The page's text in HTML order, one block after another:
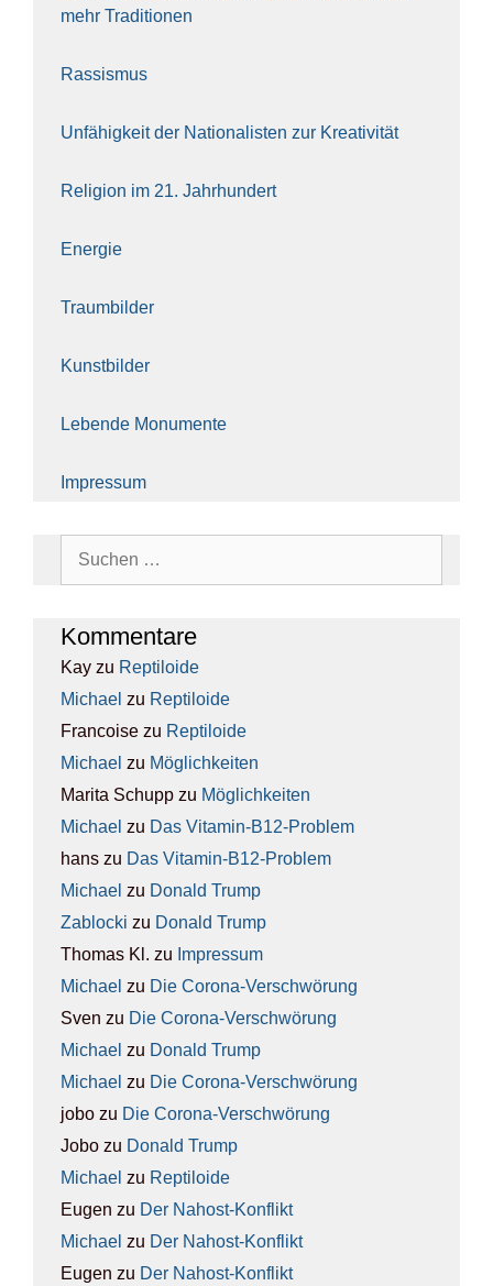
mehr Tra­di­tio­nen
Ras­sis­mus
Unfä­hig­keit der Natio­na­lis­ten zur Krea­ti­vi­tät
Reli­gi­on im 21. Jahr­hun­dert
Ener­gie
Traum­bil­der
Kunst­bil­der
Leben­de Monu­men­te
Impres­sum
Kom­men­ta­re
Kay zu Rep­ti­lo­ide
Michael zu Rep­ti­lo­ide
Francoise zu Rep­ti­lo­ide
Michael zu Mög­lich­kei­ten
Marita Schupp zu Mög­lich­kei­ten
Michael zu Das Vit­amin-B12-Pro­blem
hans zu Das Vit­amin-B12-Pro­blem
Michael zu Donald Trump
Zablocki zu Donald Trump
Thomas Kl. zu Impres­sum
Michael zu Die Coro­na-Ver­schwö­rung
Sven zu Die Coro­na-Ver­schwö­rung
Michael zu Donald Trump
Michael zu Die Coro­na-Ver­schwö­rung
jobo zu Die Coro­na-Ver­schwö­rung
Jobo zu Donald Trump
Michael zu Rep­ti­lo­ide
Eugen zu Der Nah­ost-Kon­flikt
Michael zu Der Nah­ost-Kon­flikt
Eugen zu Der Nah­ost-Kon­flikt